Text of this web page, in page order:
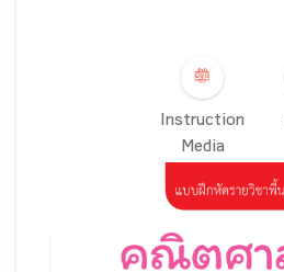
Instruction
Media